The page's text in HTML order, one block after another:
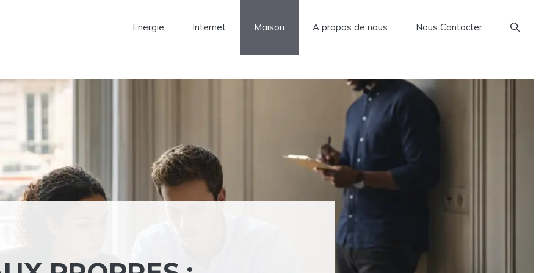
Energie Internet Maison A propos de nous Nous Contacter